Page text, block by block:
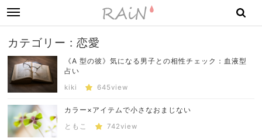
toggle
navigation
カテゴリー : 恋愛
《A 型の彼》気になる男子との相性チェック：血液型
占い
kiki 645view
カラー×アイテムで小さなおまじない
ともこ 742view